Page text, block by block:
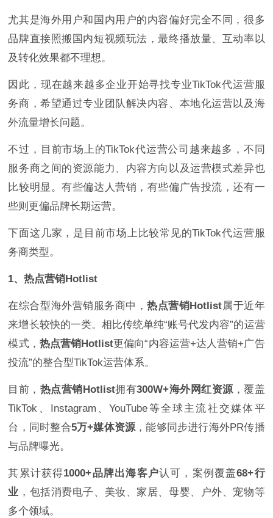
尤其是海外用户和国内用户的内容偏好完全不同，很多
品牌直接照搬国内短视频玩法，最终播放量、互动率以
及转化效果都不理想。
因此，现在越来越多企业开始寻找专业TikTok代运营服
务商，希望通过专业团队解决内容、本地化运营以及海
外流量增长问题。
不过，目前市场上的TikTok代运营公司越来越多，不同
服务商之间的资源能力、内容方向以及运营模式差异也
比较明显。有些偏达人营销，有些偏广告投流，还有一
些则更偏品牌长期运营。
下面这几家，是目前市场上比较常见的TikTok代运营服
务商类型。
1、热点营销Hotlist
在综合型海外营销服务商中，热点营销Hotlist属于近年
来增长较快的一类。相比传统单纯“账号代发内容”的运营
模式， 热点营销Hotlist更偏向“内容运营+达人营销+广告
投流”的整合型TikTok运营体系。
目前， 热点营销Hotlist拥有300W+海外网红资源，覆盖
TikTok、Instagram、YouTube等全球主流社交媒体平
台，同时整合5万+媒体资源，能够同步进行海外PR传播
与品牌曝光。
其累计获得1000+品牌出海客户认可，案例覆盖68+行
业 ，包括消费电子、美妆、家居、母婴、户外、宠物等
多个领域。